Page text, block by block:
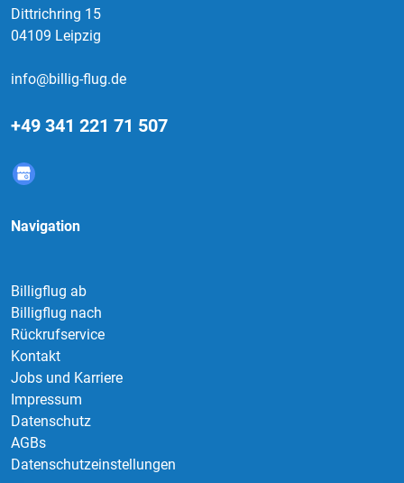
Dittrichring 15
04109 Leipzig
info@billig-flug.de
+49 341 221 71 507
Navigation
Billigflug ab
Billigflug nach
Rückrufservice
Kontakt
Jobs und Karriere
Impressum
Datenschutz
AGBs
Datenschutzeinstellungen